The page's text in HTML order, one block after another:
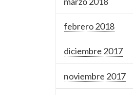
febrero 2018
diciembre 2017
noviembre 2017